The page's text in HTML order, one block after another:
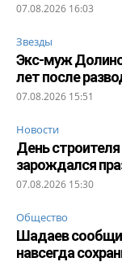
07.08.2026 16:03
Звезды
Экс-муж
лет после
07.08.2026 15:51
Новости
День
зарождался
07.08.2026 15:30
Общество
Шадаев
навсегда